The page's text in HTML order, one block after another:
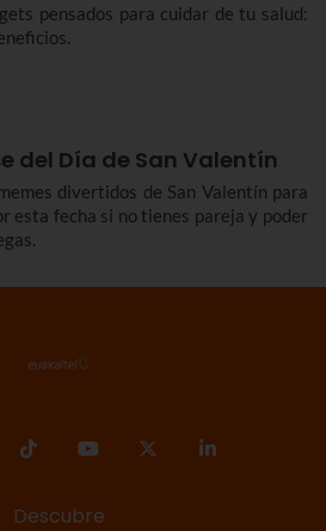
pensados para cuidar de tu salud:
del Día de San Valentín
divertidos de San Valentín para
esta fecha si no tienes pareja y poder
Descubre